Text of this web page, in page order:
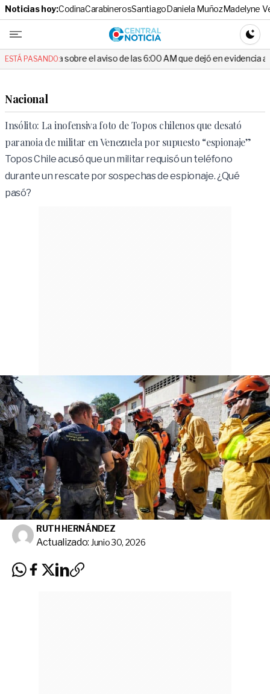
Noticias hoy:CodinaCarabinerosSantiagoDaniela MuñozMadelyne
Central
ESTÁ PASANDO:
sobre el aviso de las 6:00 AM que dejó en evidencia al Delegado
Nacional
Insólito: La inofensiva foto de Topos chilenos que desató
paranoia de militar en Venezuela por supuesto “espionaje”
Topos Chile acusó que un militar requisó un teléfono
durante un rescate por sospechas de espionaje. ¿Qué
pasó?
RUTH HERNÁNDEZ
Actualizado: Junio 30, 2026